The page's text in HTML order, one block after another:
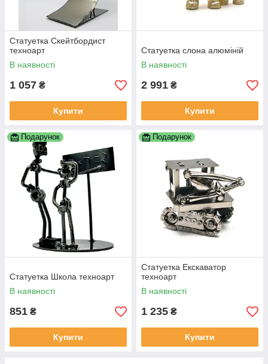
Статуетка Скейтбордист
техноарт
В наявності
1 057 ₴
Купити
Статуетка слона алюміній
В наявності
2 991 ₴
Купити
Подарунок
Статуетка Школа техноарт
В наявності
851 ₴
Купити
Подарунок
Статуетка Екскаватор
техноарт
В наявності
1 235 ₴
Купити